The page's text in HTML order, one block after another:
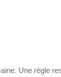
Une règle